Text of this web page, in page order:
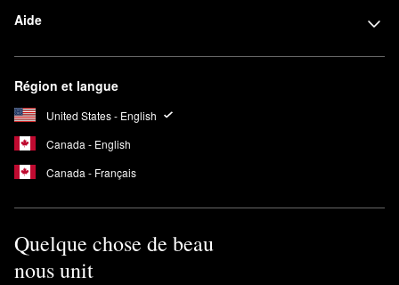
Aide
Région et langue
United States - English
Canada - English
Canada - Français
Quelque chose de beau
nous unit